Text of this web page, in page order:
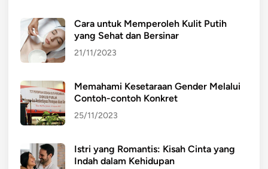
Cara untuk Memperoleh Kulit Putih
yang Sehat dan Bersinar
21/11/2023
Memahami Kesetaraan Gender Melalui
Contoh-contoh Konkret
25/11/2023
Istri yang Romantis: Kisah Cinta yang
Indah dalam Kehidupan